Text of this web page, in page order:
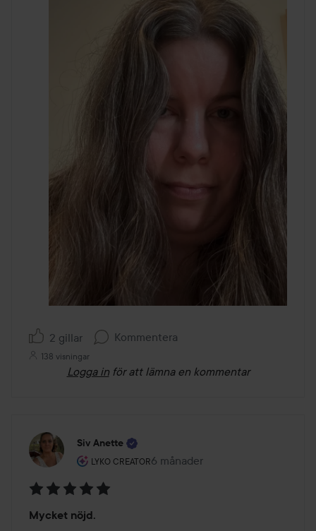
2 gillar Kommentera
138 visningar
Logga in för att lämna en kommentar
Siv Anette
LYKO CREATOR
Användarens roll: Lyko Creator.
6 månader
Inlägget skapades 6 månader
5
Mycket nöjd.